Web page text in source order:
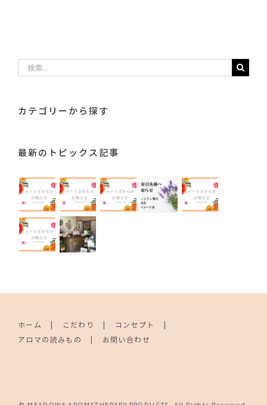
カテゴリーから探す
最新のトピックス記事
ホーム こだわり
コンセプト
アロマの読みもの
お問い合わせ